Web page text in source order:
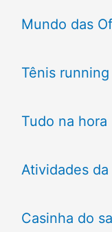
Mundo das
Tênis running
Tudo na hora
Atividades da
Casinha do